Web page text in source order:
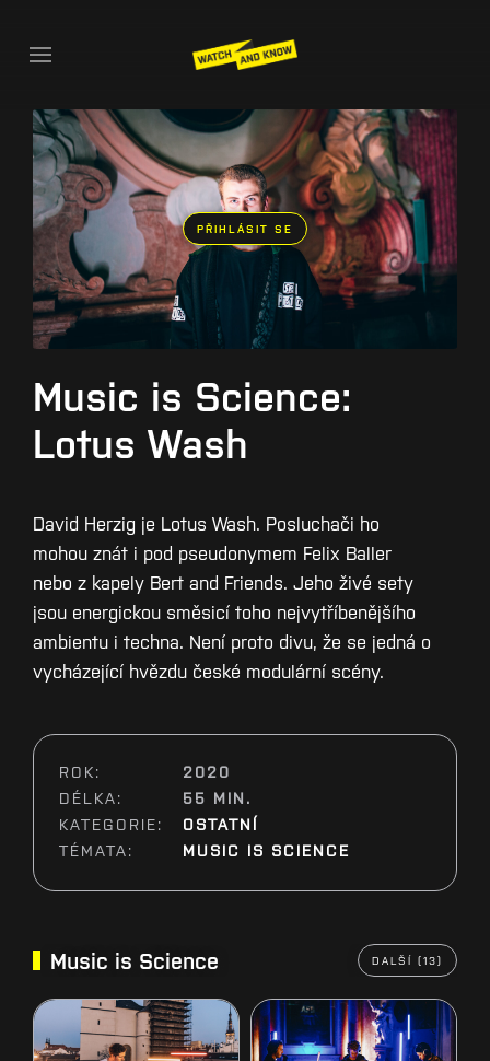
PŘIHLÁSIT SE
Music is Science:
Lotus Wash
David Herzig je Lotus Wash. Posluchači ho
mohou znát i pod pseudonymem Felix Baller
nebo z kapely Bert and Friends. Jeho živé sety
jsou energickou směsicí toho nejvytříbenějšího
ambientu i techna. Není proto divu, že se jedná o
vycházející hvězdu české modulární scény.
ROK:
2020
DÉLKA:
55 MIN.
KATEGORIE:
OSTATNÍ
TÉMATA:
MUSIC IS SCIENCE
Music is Science DALŠÍ (13)